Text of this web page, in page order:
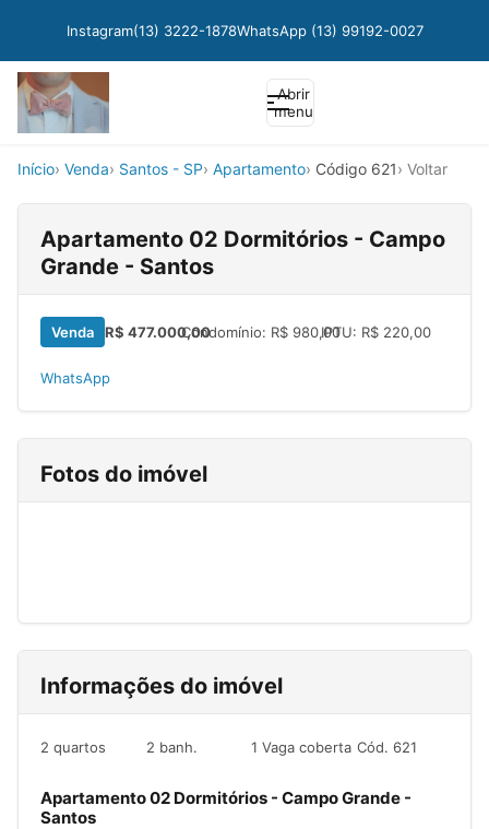
Instagram(13) 3222-1878WhatsApp (13) 99192-0027
Abrir
menu
Início Venda Santos - SP Apartamento Código 621 Voltar
Apartamento 02 Dormitórios - Campo
Grande - Santos
Venda R$ 477.000,00Condomínio: R$ 980,00IPTU: R$ 220,00
WhatsApp
Fotos do imóvel
Informações do imóvel
2 quartos 2 banh. 1 Vaga coberta Cód. 621
Apartamento 02 Dormitórios - Campo Grande -
Santos